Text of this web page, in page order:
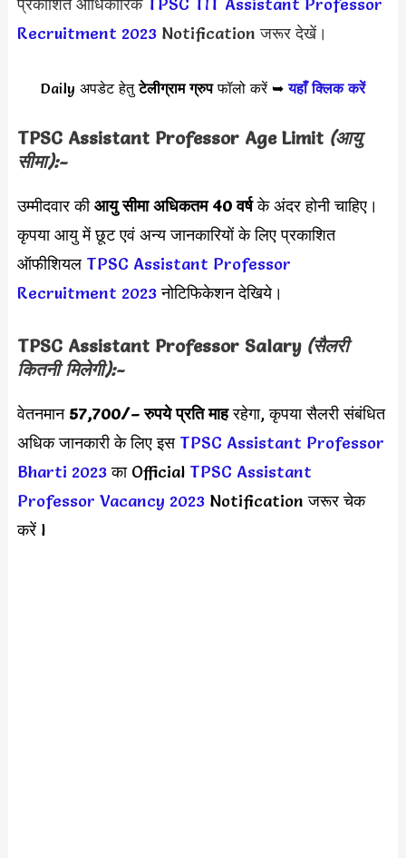
Recruitment 2023Notification जरूर देखें।
Daily अपडेट हेतुटेलीग्राम ग्रुपफॉलो करें ➥यहाँ क्लिक करें
TPSC Assistant Professor Age Limit (आयु
सीमा):-
उम्मीदवार कीआयु सीमा अधिकतम 40 वर्षके अंदर होनी चाहिए।
कृपया आयु में छूट एवं अन्य जानकारियों के लिए प्रकाशित
ऑफीशियल TPSC Assistant Professor
Recruitment 2023 नोटिफिकेशन देखिये।
TPSC Assistant Professor Salary (सैलरी
कितनी मिलेगी):-
वेतनमान 57,700/– रुपये प्रति माहरहेगा, कृपया सैलरी संबंधित
अधिक जानकारी के लिए इस TPSC Assistant Professor
Bharti 2023का Official TPSC Assistant
Professor Vacancy 2023Notification जरूर चेक
करें l